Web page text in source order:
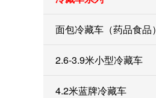
面包冷藏车（药品食品）
2.6-3.9米小型冷藏车
4.2米蓝牌冷藏车